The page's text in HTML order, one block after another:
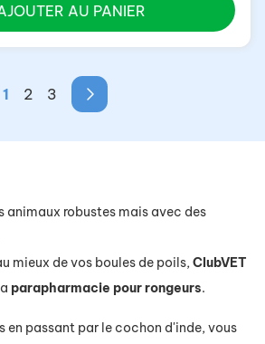
animaux robustes mais avec des
mieux de vos boules de poils, ClubVET
parapharmacie pourrongeurs.
en passant par le cochon d'inde, vous
AU PANIER
1 2 3